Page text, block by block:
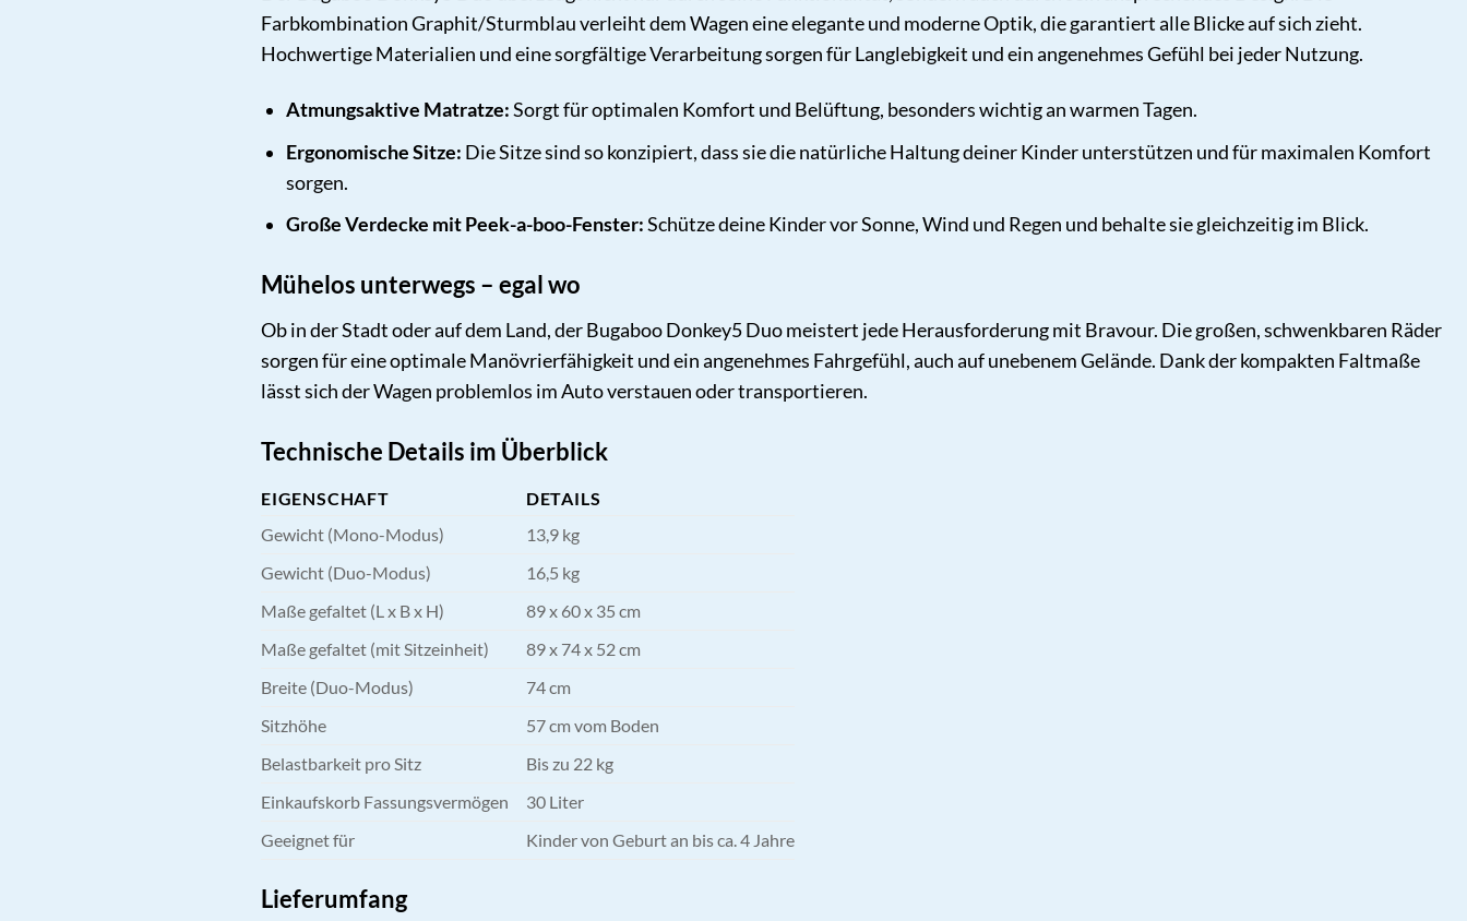
Farbkombination Graphit/Sturmblau verleiht dem Wagen eine elegante und moderne Optik, die garantiert alle Blicke auf sich zieht.
Hochwertige Materialien und eine sorgfältige Verarbeitung sorgen für Langlebigkeit und ein angenehmes Gefühl bei jeder Nutzung.
Atmungsaktive Matratze:Sorgt für optimalen Komfort und Belüftung, besonders wichtig an warmen Tagen.
Ergonomische Sitze: Die Sitze sind so konzipiert, dass sie die natürliche Haltung deiner Kinder unterstützen und für maximalen Komfort
sorgen.
Große Verdecke mit Peek-a-boo-Fenster:Schütze deine Kinder vor Sonne, Wind und Regen und behalte sie gleichzeitig im Blick.
Mühelos unterwegs – egal wo
Ob in der Stadt oder auf dem Land, der Bugaboo Donkey5 Duo meistert jede Herausforderung mit Bravour. Die großen, schwenkbaren Räder
sorgen für eine optimale Manövrierfähigkeit und ein angenehmes Fahrgefühl, auch auf unebenem Gelände. Dank der kompakten Faltmaße
lässt sich der Wagen problemlos im Auto verstauen oder transportieren.
Technische Details im Überblick
EIGENSCHAFT
DETAILS
Gewicht (Mono-Modus)
13,9 kg
Gewicht (Duo-Modus)
16,5 kg
Maße gefaltet (L x B x H)
89 x 60 x 35 cm
Maße gefaltet (mit Sitzeinheit)
89 x 74 x 52 cm
Breite (Duo-Modus)
74 cm
Sitzhöhe
57 cm vom Boden
Belastbarkeit pro Sitz
Bis zu 22 kg
Einkaufskorb Fassungsvermögen
30 Liter
Geeignet für
Kinder von Geburt an bis ca. 4 Jahre
Lieferumfang